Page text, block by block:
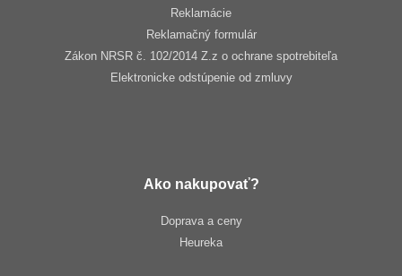
Reklamácie
Reklamačný formulár
Zákon NRSR č. 102/2014 Z.z o ochrane spotrebiteľa
Elektronicke odstúpenie od zmluvy
Ako nakupovať?
Doprava a ceny
Heureka